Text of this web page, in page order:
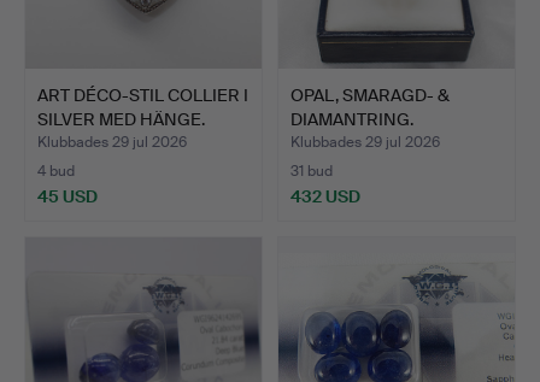
ART DÉCO-STIL COLLIER I
SILVER MED HÄNGE.
Klubbades 29 jul 2026
4 bud
45 USD
OPAL, SMARAGD- &
DIAMANTRING.
Klubbades 29 jul 2026
31 bud
432 USD